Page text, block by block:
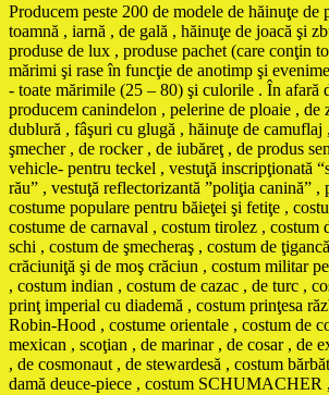
Producem peste 200 de modele de hăinuţe de
toamnă , iarnă , de gală , hăinuţe de joacă şi
produse de lux , produse pachet (care conţin
mărimi şi rase în funcţie de anotimp şi
- toate mărimile (25 – 80) şi culorile . În afară
producem canindelon , pelerine de ploaie , de
dublură , fâşuri cu glugă , hăinuţe de camuflaj
şmecher , de rocker , de iubăreţ , de produs
vehicle- pentru teckel , vestuţă inscripţionată
rău” , vestuţă reflectorizantă ”poliţia canină” ,
costume populare pentru băieţei şi fetiţe ,
costume de carnaval , costum tirolez , costum
schi , costum de şmecheraş , costum de
crăciuniţă şi de moş crăciun , costum militar
, costum indian , costum de cazac , de turc ,
prinţ imperial cu diademă , costum prinţesa
Robin-Hood , costume orientale , costum de
mexican , scoţian , de marinar , de cosar , de
, de cosmonaut , de stewardesă , costum
damă deuce-piece , costum